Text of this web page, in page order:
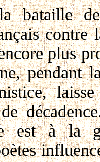
bataille
contre
plus
pendant
est à la